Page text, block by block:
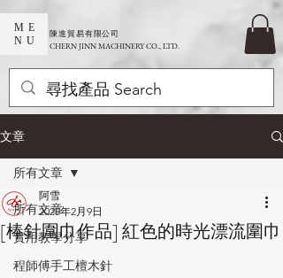
ME
NU
​陳進貿易有限公司
CHERN JINN MACHINERY CO., LTD.
文章
所有文章
實用教學分享
程師傅手工檀木針
所有文章
[棒針圍巾作品] 紅色的時光漂流圍巾
阿雪
2025年2月9日